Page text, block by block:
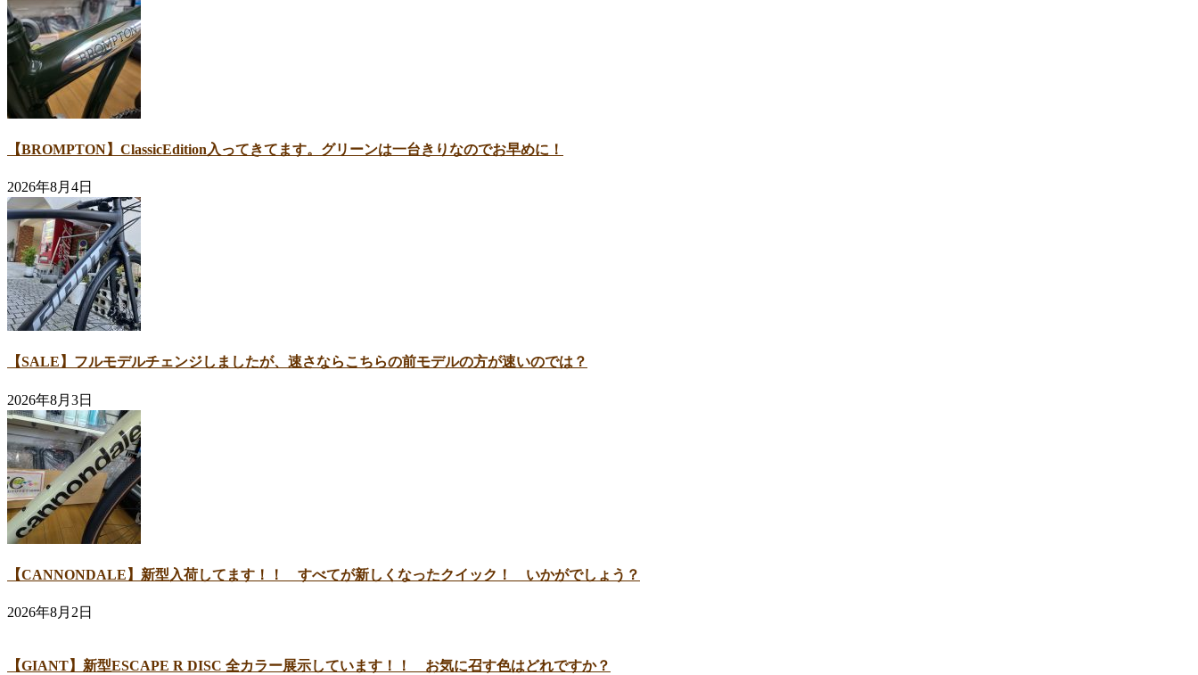
【BROMPTON】ClassicEdition入ってきてます。グリーンは一台きりなのでお早めに！
2026年8月4日
【SALE】フルモデルチェンジしましたが、速さならこちらの前モデルの方が速いのでは？
2026年8月3日
【CANNONDALE】新型入荷してます！！ すべてが新しくなったクイック！ いかがでしょう？
2026年8月2日
【GIANT】新型ESCAPE R DISC 全カラー展示しています！！ お気に召す色はどれですか？